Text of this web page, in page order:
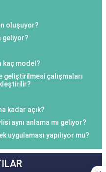
oluşuyor?
geliyor?
kaç model?
geliştirilmesi çalışmaları
kadar açık?
aynı anlama mı geliyor?
uygulaması yapılıyor mu?